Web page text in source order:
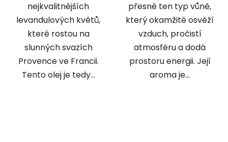
nejkvalitnějších
levandulových květů,
které rostou na
slunných svazích
Provence ve Francii.
Tento olej je tedy...
přesně ten typ vůně,
který okamžitě osvěží
vzduch, pročistí
atmosféru a dodá
prostoru energii. Její
aroma je...